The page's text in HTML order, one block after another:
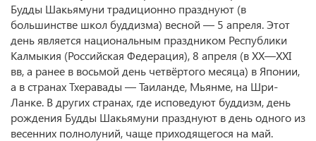
Будды Шакьямуни традиционно празднуют (в
большинстве школ буддизма) весной — 5 апреля. Этот
день является национальным праздником Республики
Калмыкия (Российская Федерация), 8 апреля (в ХХ—XXI
вв, а ранее в восьмой день четвёртого месяца) в Японии,
а в странах Тхеравады — Таиланде, Мьянме, на Шри-
Ланке. В других странах, где исповедуют буддизм, день
рождения Будды Шакьямуни празднуют в день одного из
весенних полнолуний, чаще приходящегося на май.